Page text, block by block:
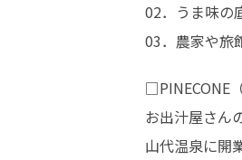
02．うま味の
03．農家や旅
□PINECONE
お出汁屋さん
山代温泉に開